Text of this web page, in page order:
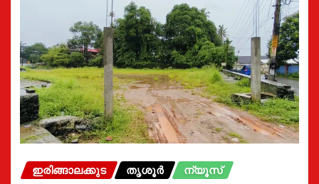
ഇരിങ്ങാലക്കുട തൃശൂർ ന്യൂസ്